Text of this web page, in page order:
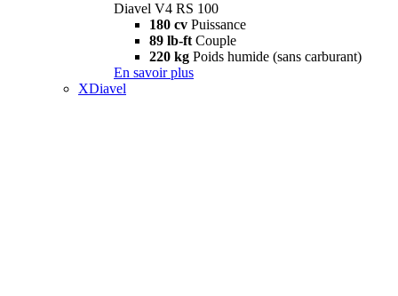
Diavel V4 RS 100
180 cv Puissance
89 lb-ft Couple
220 kg Poids humide (sans carburant)
En savoir plus
XDiavel